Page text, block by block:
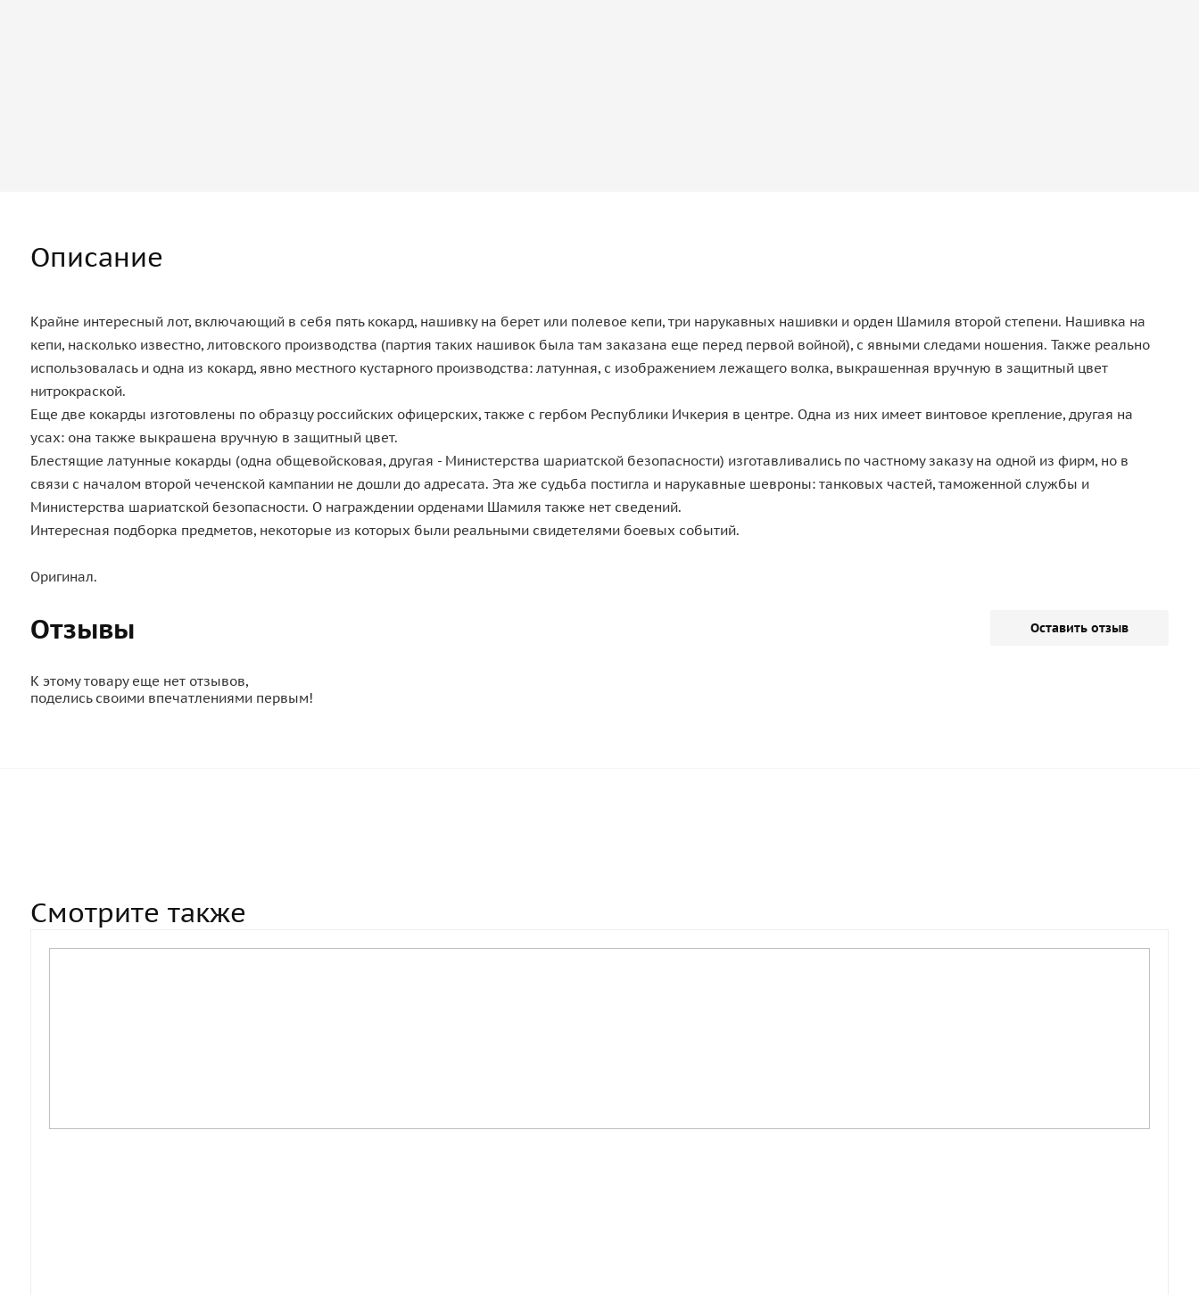
Описание
Крайне интересный лот, включающий в себя пять кокард, нашивку на берет или полевое кепи, три нарукавных нашивки и орден Шамиля второй степени. Нашивка на
кепи, насколько известно, литовского производства (партия таких нашивок была там заказана еще перед первой войной), с явными следами ношения. Также реально
использовалась и одна из кокард, явно местного кустарного производства: латунная, с изображением лежащего волка, выкрашенная вручную в защитный цвет
нитрокраской.
Еще две кокарды изготовлены по образцу российских офицерских, также с гербом Республики Ичкерия в центре. Одна из них имеет винтовое крепление, другая на
усах: она также выкрашена вручную в защитный цвет.
Блестящие латунные кокарды (одна общевойсковая, другая - Министерства шариатской безопасности) изготавливались по частному заказу на одной из фирм, но в
связи с началом второй чеченской кампании не дошли до адресата. Эта же судьба постигла и нарукавные шевроны: танковых частей, таможенной службы и
Министерства шариатской безопасности. О награждении орденами Шамиля также нет сведений.
Интересная подборка предметов, некоторые из которых были реальными свидетелями боевых событий.
Оригинал.
Отзывы Оставить отзыв
К этому товару еще нет отзывов,
поделись своими впечатлениями первым!
Смотрите также